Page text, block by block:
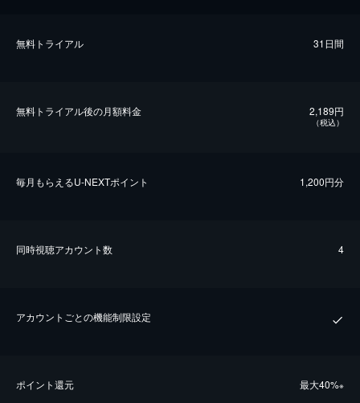
無料トライアル 31日間
無料トライアル後の⽉額料金 2,189円
（税込）
毎⽉もらえるU-NEXTポイント 1,200円分
同時視聴アカウント数 4
アカウントごとの機能制限設定
ポイント還元 最⼤40%※